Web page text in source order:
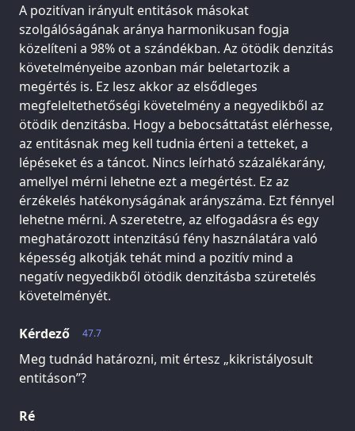
A pozitívan irányult entitások másokat
szolgálóságának aránya harmonikusan fogja
közelíteni a 98% ot a szándékban. Az ötödik denzitás
követelményeibe azonban már beletartozik a
megértés is. Ez lesz akkor az elsődleges
megfeleltethetőségi követelmény a negyedikből az
ötödik denzitásba. Hogy a bebocsáttatást elérhesse,
az entitásnak meg kell tudnia érteni a tetteket, a
lépéseket és a táncot. Nincs leírható százalékarány,
amellyel mérni lehetne ezt a megértést. Ez az
érzékelés hatékonyságának arányszáma. Ezt fénnyel
lehetne mérni. A szeretetre, az elfogadásra és egy
meghatározott intenzitású fény használatára való
képesség alkotják tehát mind a pozitív mind a
negatív negyedikből ötödik denzitásba szüretelés
követelményét.
47.7
Kérdező
Meg tudnád határozni, mit értesz „kikristályosult
entitáson”?
Ré